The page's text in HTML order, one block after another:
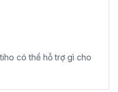
có thể hỗ trợ gì cho